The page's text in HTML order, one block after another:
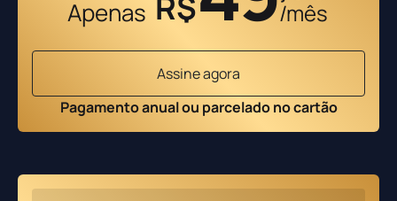
Apenas /mês
Assine agora
Pagamento anual ou parcelado no cartão